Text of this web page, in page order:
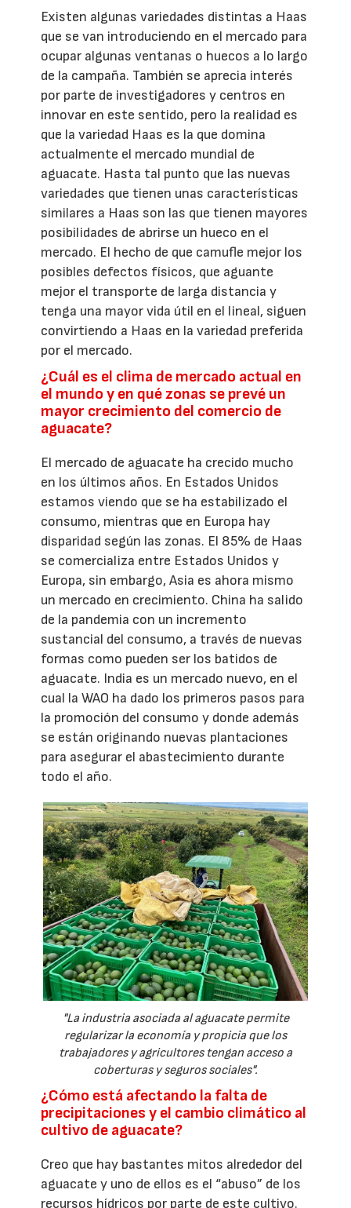
Existen algunas variedades distintas a Haas
que se van introduciendo en el mercado para
ocupar algunas ventanas o huecos a lo largo
de la campaña. También se aprecia interés
por parte de investigadores y centros en
innovar en este sentido, pero la realidad es
que la variedad Haas es la que domina
actualmente el mercado mundial de
aguacate. Hasta tal punto que las nuevas
variedades que tienen unas características
similares a Haas son las que tienen mayores
posibilidades de abrirse un hueco en el
mercado. El hecho de que camufle mejor los
posibles defectos físicos, que aguante
mejor el transporte de larga distancia y
tenga una mayor vida útil en el lineal, siguen
convirtiendo a Haas en la variedad preferida
por el mercado.
¿Cuál es el clima de mercado actual en
el mundo y en qué zonas se prevé un
mayor crecimiento del comercio de
aguacate?
El mercado de aguacate ha crecido mucho
en los últimos años. En Estados Unidos
estamos viendo que se ha estabilizado el
consumo, mientras que en Europa hay
disparidad según las zonas. El 85% de Haas
se comercializa entre Estados Unidos y
Europa, sin embargo, Asia es ahora mismo
un mercado en crecimiento. China ha salido
de la pandemia con un incremento
sustancial del consumo, a través de nuevas
formas como pueden ser los batidos de
aguacate. India es un mercado nuevo, en el
cual la WAO ha dado los primeros pasos para
la promoción del consumo y donde además
se están originando nuevas plantaciones
para asegurar el abastecimiento durante
todo el año.
"La industria asociada al aguacate permite
regularizar la economía y propicia que los
trabajadores y agricultores tengan acceso a
coberturas y seguros sociales".
¿Cómo está afectando la falta de
precipitaciones y el cambio climático al
cultivo de aguacate?
Creo que hay bastantes mitos alrededor del
aguacate y uno de ellos es el “abuso” de los
recursos hídricos por parte de este cultivo.